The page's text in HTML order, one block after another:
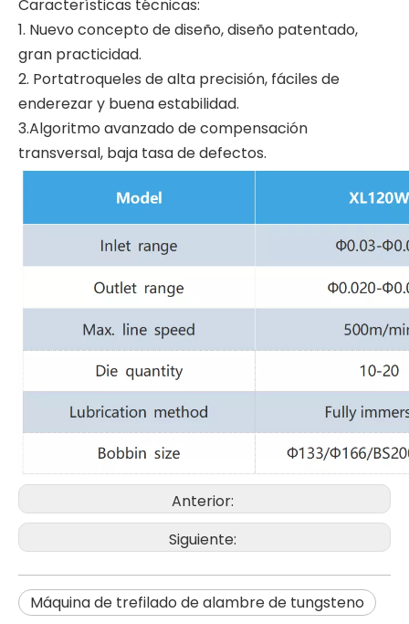
Características técnicas:
1. Nuevo concepto de diseño, diseño patentado,
gran practicidad.
2. Portatroqueles de alta precisión, fáciles de
enderezar y buena estabilidad.
3.Algoritmo avanzado de compensación
transversal, baja tasa de defectos.
Anterior:
Siguiente:
Máquina de trefilado de alambre de tungsteno